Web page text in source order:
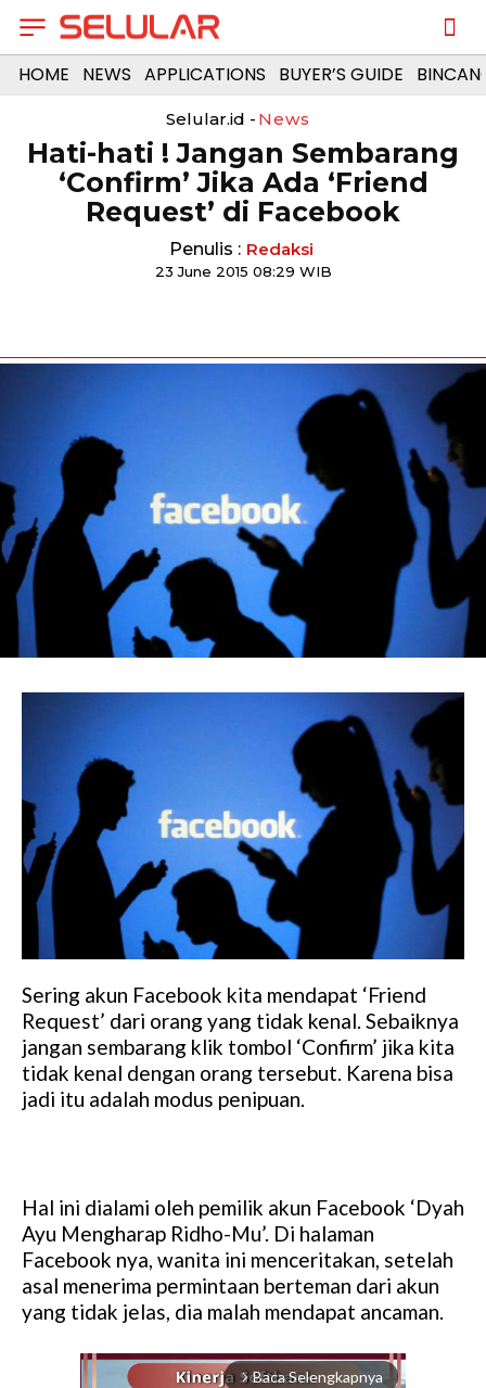
HOME NEWS APPLICATIONS BUYER’S GUIDE
Selular.id - News
Hati-hati ! Jangan Sembarang
‘Confirm’ Jika Ada ‘Friend
Request’ di Facebook
Penulis : Redaksi
23 June 2015 08:29 WIB
Sering akun Facebook kita mendapat ‘Friend
Request’ dari orang yang tidak kenal. Sebaiknya
jangan sembarang klik tombol ‘Confirm’ jika kita
tidak kenal dengan orang tersebut. Karena bisa
jadi itu adalah modus penipuan.
Hal ini dialami oleh pemilik akun Facebook ‘Dyah
Ayu Mengharap Ridho-Mu’. Di halaman
Facebook nya, wanita ini menceritakan, setelah
asal menerima permintaan berteman dari akun
yang tidak jelas, dia malah mendapat ancaman.
arrow_forward_ios Baca Selengkapnya